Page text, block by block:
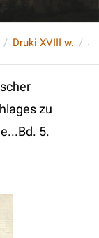
Druki XVIII w.
zu
5.